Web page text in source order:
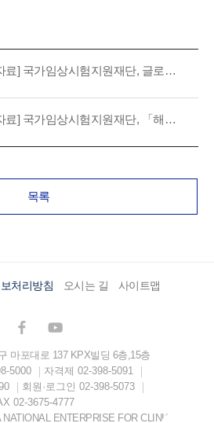
[보도자료] 국가임상시험지원재단, 글로벌 규제 대응 역량 강화를 위한 웨비나 및 세미나 개최
[보도자료] 국가임상시험지원재단, 「해외인재 유치 지원사업」통해 해외 규제 컨설팅 서비스 본격 추진
목록
처리방침 오시는 길 사이트맵
마포대로 137 KPX빌딩 6층,15층
5000 자격제 02-398-5091
회원·로그인 02-398-5073
02-3675-4777
ENTERPRISE FOR CLINICAL